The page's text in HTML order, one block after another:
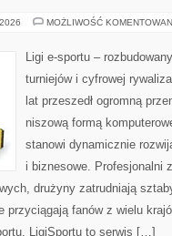
MOŻLIWOŚĆ
Ligi e-sportu –
turniejów i cyfrowej
lat przeszedł ogromną
niszową formą
stanowi dynamicznie
i biznesowe. Profesjonalni
drużyny zatrudniają
przyciągają fanów z wielu
LigiSportu to serwis […]